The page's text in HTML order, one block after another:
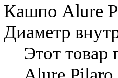
Кашпо Alure
Диаметр
Этот товар